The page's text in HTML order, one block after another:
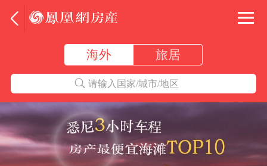
海外 旅居
请输入国家/城市/地区